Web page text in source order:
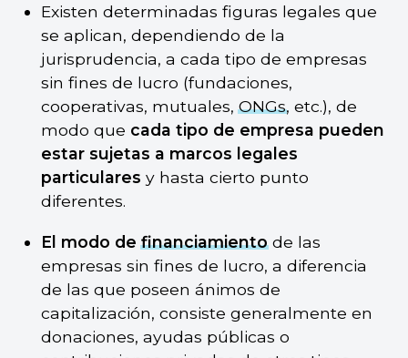
Existen determinadas figuras legales que
se aplican, dependiendo de la
jurisprudencia, a cada tipo de empresas
sin fines de lucro (fundaciones,
cooperativas, mutuales,ONGs, etc.), de
modo que cada tipo de empresa pueden
estar sujetas a marcos legales
particulares y hasta cierto punto
diferentes.
El modo definanciamientode las
empresas sin fines de lucro, a diferencia
de las que poseen ánimos de
capitalización, consiste generalmente en
donaciones, ayudas públicas o